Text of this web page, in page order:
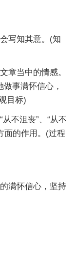
写知其意。(知
章当中的情感。
事满怀信心，
目标)
不沮丧”、“从不
面的作用。(过程
满怀信心，坚持